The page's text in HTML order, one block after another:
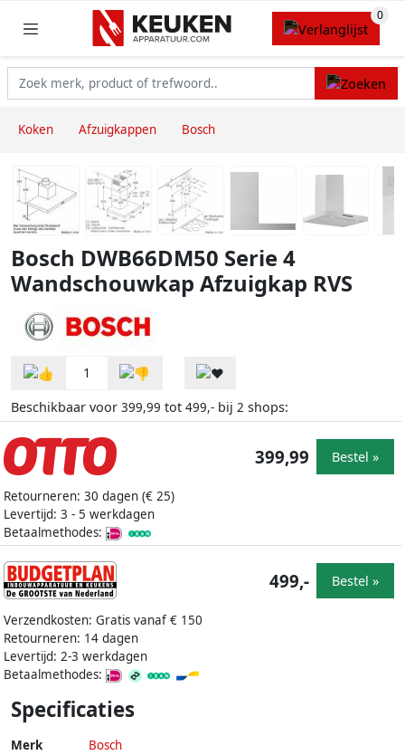
Koken Afzuigkappen Bosch
Bosch DWB66DM50 Serie 4
Wandschouwkap Afzuigkap RVS
1
Beschikbaar voor 399,99 tot 499,- bij 2 shops:
Retourneren: 30 dagen (€ 25)
Levertijd: 3 - 5 werkdagen
Betaalmethodes:
399,99 Bestel »
Verzendkosten: Gratis vanaf € 150
Retourneren: 14 dagen
Levertijd: 2-3 werkdagen
Betaalmethodes:
499,- Bestel »
Specificaties
Merk Bosch